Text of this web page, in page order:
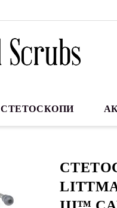
СТЕТОСКОПИ